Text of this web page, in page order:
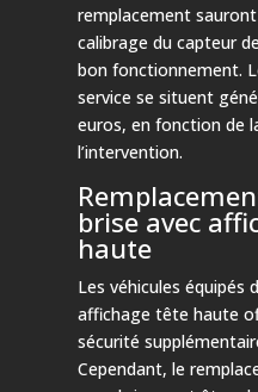
remplacement
calibrage du capteur
bon fonctionnement.
service se situent
euros, en fonction de
l’intervention.
brise avec
haute
Les véhicules équipés
affichage tête haute
sécurité
Cependant, le